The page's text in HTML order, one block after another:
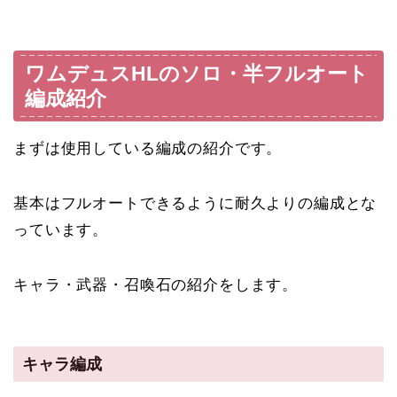
ワムデュスHLのソロ・半フルオート
編成紹介
まずは使用している編成の紹介です。
基本はフルオートできるように耐久よりの編成とな
っています。
キャラ・武器・召喚石の紹介をします。
キャラ編成